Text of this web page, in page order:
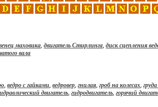
маховика,двигатель Стирлинга,диск сцепления
вала
,ведро с гайками,ведровер,гнилая,гроб на колесах,
двигатель,гидродвигатель,горячий